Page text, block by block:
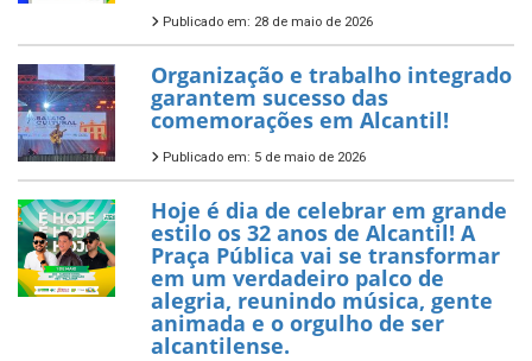
Publicado em: 28 de maio de 2026
Organização e trabalho integrado
garantem sucesso das
comemorações em Alcantil!
Publicado em: 5 de maio de 2026
Hoje é dia de celebrar em grande
estilo os 32 anos de Alcantil! A
Praça Pública vai se transformar
em um verdadeiro palco de
alegria, reunindo música, gente
animada e o orgulho de ser
alcantilense.